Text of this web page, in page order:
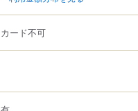
カード不可